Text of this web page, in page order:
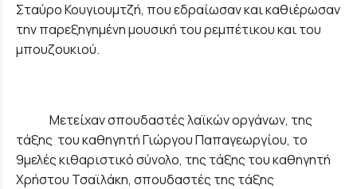
Σταύρο Κουγιουμτζή, που εδραίωσαν και καθιέρωσαν
την παρεξηγημένη μουσική του ρεμπέτικου και του
μπουζουκιού.
Μετείχαν σπουδαστές λαϊκών οργάνων, της
τάξης του καθηγητή Γιώργου Παπαγεωργίου, το
9μελές κιθαριστικό σύνολο, της τάξης του καθηγητή
Χρήστου Τσαϊλάκη, σπουδαστές της τάξης